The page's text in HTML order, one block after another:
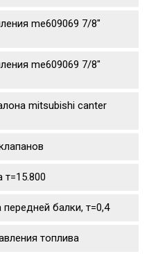
me609069 7/8"
me609069 7/8"
mitsubishi canter
т=15.800
балки, т=0,4
топлива